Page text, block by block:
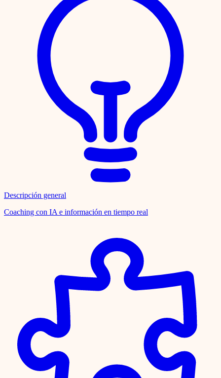
Descripción general
Coaching con IA e información en tiempo real